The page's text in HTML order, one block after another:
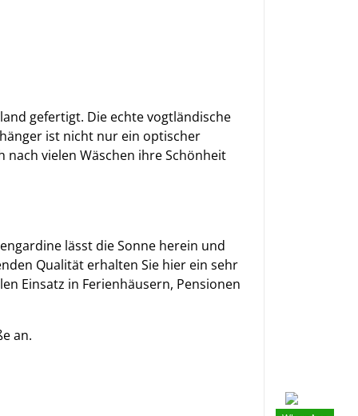
gefertigt. Die echte vogtländische
ist nicht nur ein optischer
nach vielen Wäschen ihre Schönheit
lässt die Sonne herein und
Qualität erhalten Sie hier ein sehr
Einsatz in Ferienhäusern, Pensionen
an.